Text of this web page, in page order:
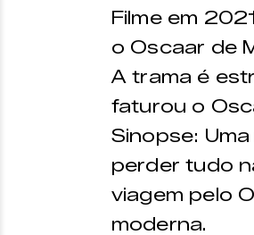
Filme em
o Oscaar de
A trama é
faturou o
Sinopse:
perder tudo
viagem pelo
moderna.